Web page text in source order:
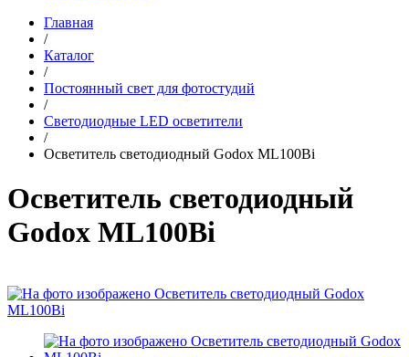
Главная
/
Каталог
/
Постоянный свет для фотостудий
/
Светодиодные LED осветители
/
Осветитель светодиодный Godox ML100Bi
Осветитель светодиодный
Godox ML100Bi